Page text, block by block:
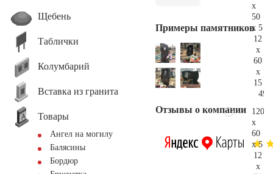
Щебень
Таблички
Колумбарий
Вставка из гранита
Товары
Ангел на могилу
Балясины
Бордюр
Примеры памятников
Отзывы о компании
x
50
x 5
12
x
60
x
15
120
x
60
x 5
12
x